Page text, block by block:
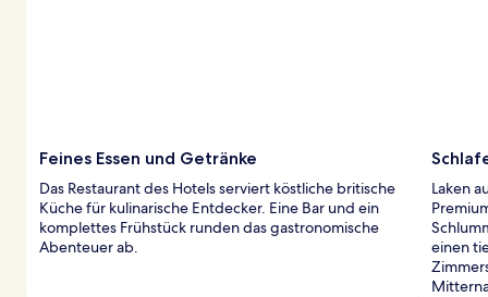
Feines Essen und Getränke
Das Restaurant des Hotels serviert köstliche britische
Küche für kulinarische Entdecker. Eine Bar und ein
komplettes Frühstück runden das gastronomische
Abenteuer ab.
Laken
einen